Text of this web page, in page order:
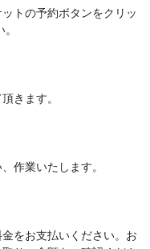
トの予約ボタンをクリッ
きます。
作業いたします。
をお支払いください。お